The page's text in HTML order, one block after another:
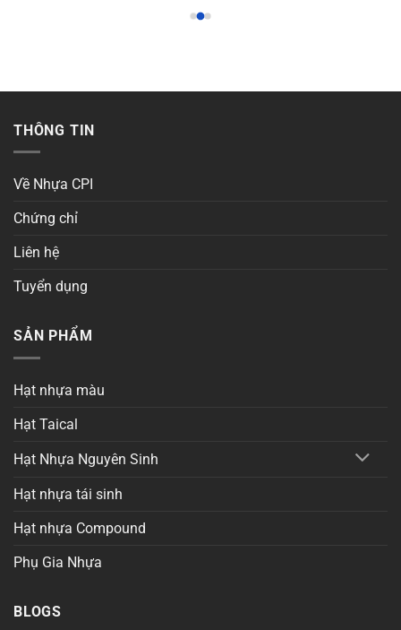
THÔNG TIN
Về Nhựa CPI
Chứng chỉ
Liên hệ
Tuyển dụng
SẢN PHẨM
Hạt nhựa màu
Hạt Taical
Hạt Nhựa Nguyên Sinh
Hạt nhựa tái sinh
Hạt nhựa Compound
Phụ Gia Nhựa
BLOGS